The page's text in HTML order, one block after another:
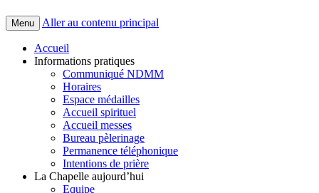
Menu Aller au contenu principal
Accueil
Informations pratiques
Communiqué NDMM
Horaires
Espace médailles
Accueil spirituel
Accueil messes
Bureau pèlerinage
Permanence téléphonique
Intentions de prière
La Chapelle aujourd’hui
Equipe